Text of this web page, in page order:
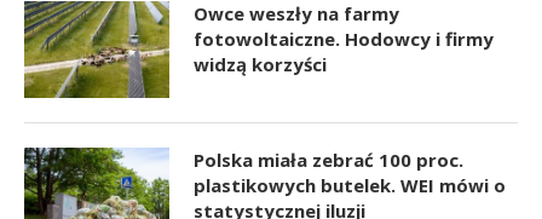
Owce weszły na farmy
fotowoltaiczne. Hodowcy i firmy
widzą korzyści
Polska miała zebrać 100 proc.
plastikowych butelek. WEI mówi o
statystycznej iluzji